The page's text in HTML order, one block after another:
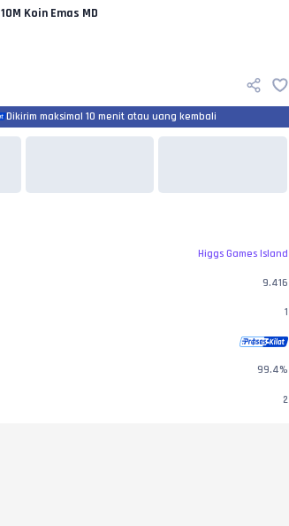
10M Koin Emas MD
Dikirim maksimal 10 menit atau uang kembali
Higgs Games Island
9.416
1
99.4%
2